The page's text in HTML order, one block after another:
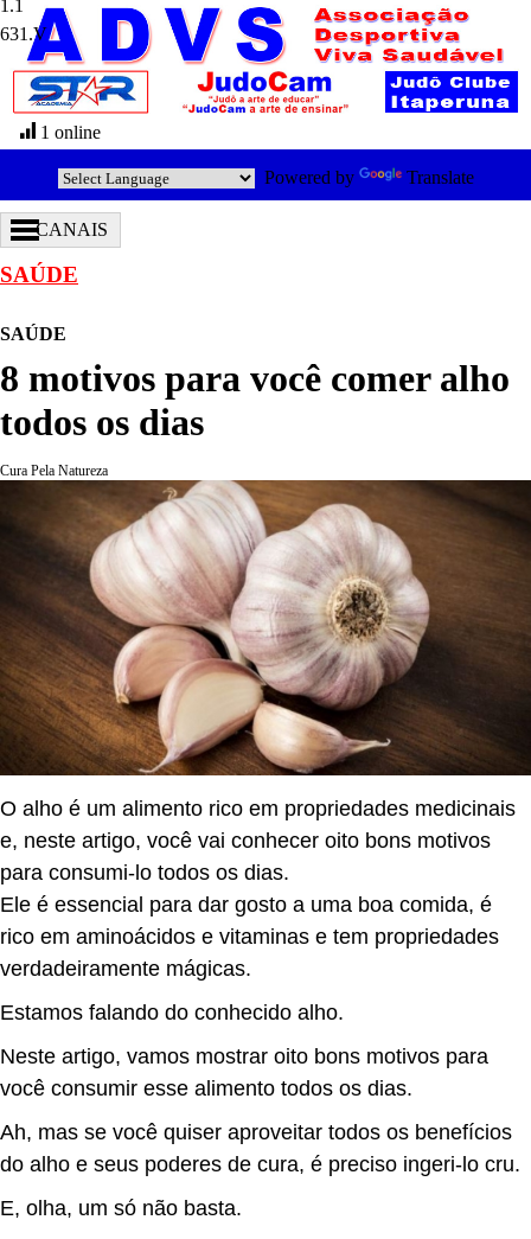
1 online
Powered by Translate
CANAIS
SAÚDE
SAÚDE
8 motivos para você comer alho
todos os dias
631.V
Cura Pela Natureza
O alho é um alimento rico em propriedades medicinais
e, neste artigo, você vai conhecer oito bons motivos
para consumi-lo todos os dias.
Ele é essencial para dar gosto a uma boa comida, é
rico em aminoácidos e vitaminas e tem propriedades
verdadeiramente mágicas.
Estamos falando do conhecido alho.
Neste artigo, vamos mostrar oito bons motivos para
você consumir esse alimento todos os dias.
Ah, mas se você quiser aproveitar todos os benefícios
do alho e seus poderes de cura, é preciso ingeri-lo cru.
E, olha, um só não basta.